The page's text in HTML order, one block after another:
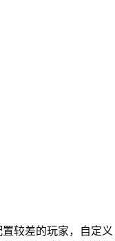
较差的玩家，自定义